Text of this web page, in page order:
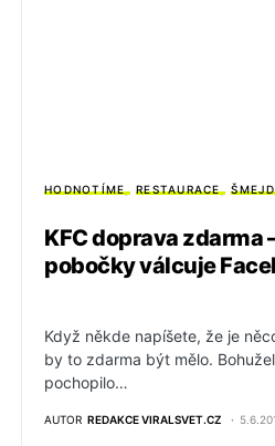
HODNOTÍME RESTAURACE
KFC doprava zdarma
pobočky válcuje
Když někde napíšete, že je
by to zdarma být mělo.
pochopilo…
AUTOR REDAKCE VIRALSVET.CZ